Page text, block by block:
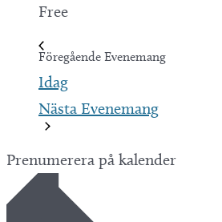
Free
Föregående Evenemang
Idag
Nästa Evenemang
Prenumerera på kalender